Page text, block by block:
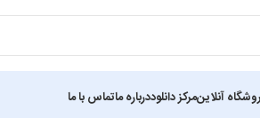
آنلاینمرکز دانلوددرباره ماتماس با ما